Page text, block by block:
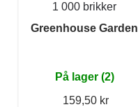
1 000 brikker
Greenhouse Garden
På lager (2)
159,50 kr